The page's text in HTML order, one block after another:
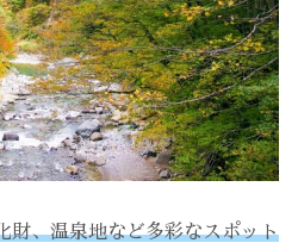
財、温泉地など多彩なスポット